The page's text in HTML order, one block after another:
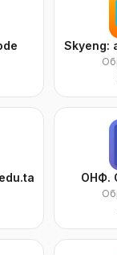
Skyeng:
ОНФ.